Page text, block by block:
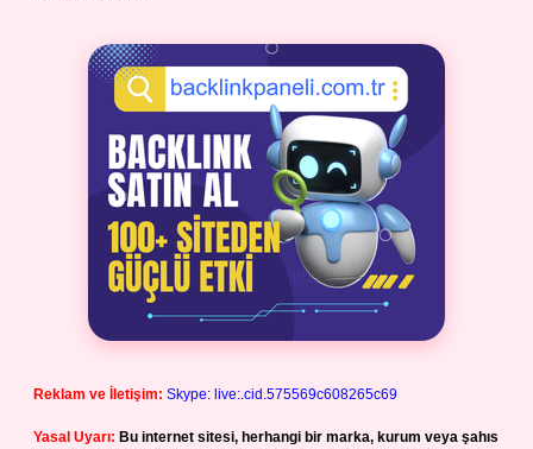
Reklam ve İletişim: Skype: live:.cid.575569c608265c69
Yasal Uyarı: Bu internet sitesi, herhangi bir marka, kurum veya şahıs